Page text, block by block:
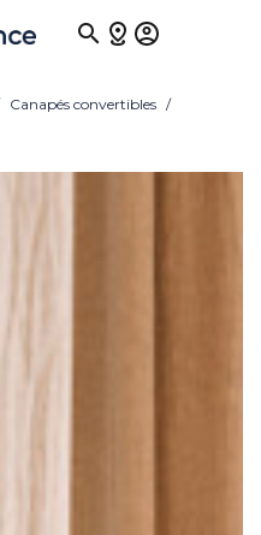

Canapés convertibles